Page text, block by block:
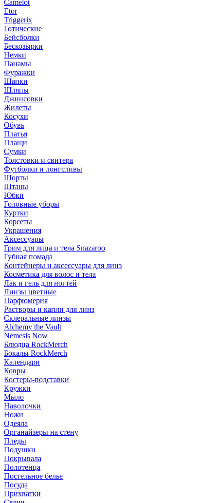
Camelot
Etor
Triggerix
Готические
Бейсболки
Бескозырки
Немки
Панамы
Фуражки
Шапки
Шляпы
Джинсовки
Жилеты
Косухи
Обувь
Платья
Плащи
Сумки
Толстовки и свитера
Футболки и лонгсливы
Шорты
Штаны
Юбки
Головные уборы
Куртки
Корсеты
Украшения
Аксессуары
Грим для лица и тела Snazaroo
Губная помада
Контейнеры и аксессуары для линз
Косметика для волос и тела
Лак и гель для ногтей
Линзы цветные
Парфюмерия
Растворы и капли для линз
Склеральные линзы
Alchemy the Vault
Nemesis Now
Блюдца RockMerch
Бокалы RockMerch
Календари
Ковры
Костеры-подставки
Кружки
Мыло
Наволочки
Ножи
Одеяла
Органайзеры на стену
Пледы
Подушки
Покрывала
Полотенца
Постельное белье
Посуда
Прихватки